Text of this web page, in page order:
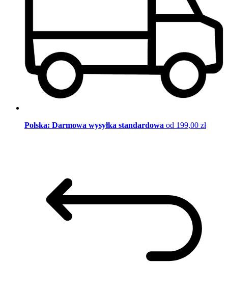
Polska: Darmowa wysyłka standardowa od 199,00 zł